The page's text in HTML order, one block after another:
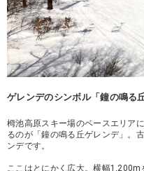
ゲレンデのシンボル「鐘の鳴る
栂池高原スキー場のベースエリア
るのが「鐘の鳴る丘ゲレンデ」。
ンデです。
ここはとにかく広大。横幅